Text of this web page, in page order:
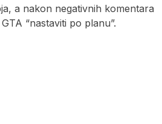
a nakon negativnih komentara
“nastaviti po planu”.